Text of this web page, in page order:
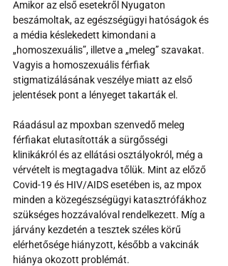
Amikor az első esetekről Nyugaton
beszámoltak, az egészségügyi hatóságok és
a média késlekedett kimondani a
„homoszexuális”, illetve a „meleg” szavakat.
Vagyis a homoszexuális férfiak
stigmatizálásának veszélye miatt az első
jelentések pont a lényeget takarták el.
Ráadásul az mpoxban szenvedő meleg
férfiakat elutasították a sürgősségi
klinikákról és az ellátási osztályokról, még a
vérvételt is megtagadva tőlük. Mint az előző
Covid-19 és HIV/AIDS esetében is, az mpox
minden a közegészségügyi katasztrófákhoz
szükséges hozzávalóval rendelkezett. Míg a
járvány kezdetén a tesztek széles körű
elérhetősége hiányzott, később a vakcinák
hiánya okozott problémát.